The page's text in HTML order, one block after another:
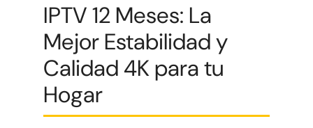
IPTV 12 Meses: La
Mejor Estabilidad y
Calidad 4K para tu
Hogar